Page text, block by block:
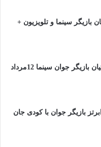
بازیگر سینما و تلویزیون +
درگذشت مریم همتیان بازیگر جوان سینما 12مرداد
بازیگر جوان با کودی جان